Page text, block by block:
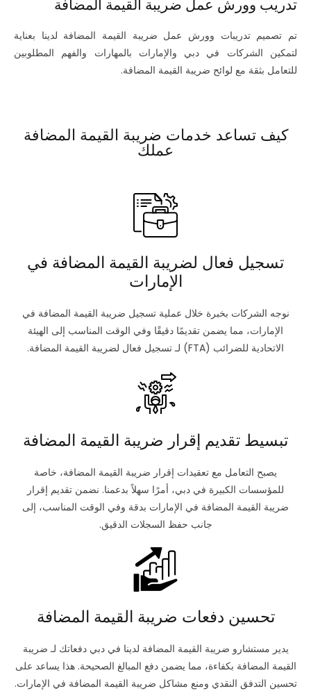
تدريب وورش عمل ضريبة القيمة المضافة
تم تصميم تدريبات وورش عمل ضريبة القيمة المضافة لدينا بعناية
لتمكين الشركات في دبي والإمارات بالمهارات والفهم المطلوبين
للتعامل بثقة مع لوائح ضريبة القيمة المضافة.
كيف تساعد خدمات ضريبة القيمة المضافة
عملك
تسجيل فعال لضريبة القيمة المضافة في
الإمارات
نوجه الشركات بخبرة خلال عملية تسجيل ضريبة القيمة المضافة في
الإمارات، مما يضمن تقديمًا دقيقًا وفي الوقت المناسب إلى الهيئة
الاتحادية للضرائب (FTA) لـ تسجيل فعال لضريبة القيمة المضافة.
تبسيط تقديم إقرار ضريبة القيمة المضافة
يصبح التعامل مع تعقيدات إقرار ضريبة القيمة المضافة، خاصة
للمؤسسات الكبيرة في دبي، أمرًا سهلاً بدعمنا. نضمن تقديم إقرار
ضريبة القيمة المضافة في الإمارات بدقة وفي الوقت المناسب، إلى
جانب حفظ السجلات الدقيق.
تحسين دفعات ضريبة القيمة المضافة
يدير مستشارو ضريبة القيمة المضافة لدينا في دبي دفعاتك لـ ضريبة
القيمة المضافة بكفاءة، مما يضمن دفع المبالغ الصحيحة. هذا يساعد على
تحسين التدفق النقدي ومنع مشاكل ضريبة القيمة المضافة في الإمارات.